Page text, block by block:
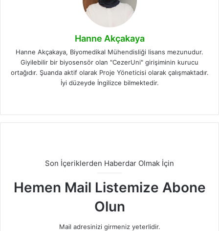
Hanne Akçakaya
Hanne Akçakaya, Biyomedikal Mühendisliği lisans mezunudur.
Giyilebilir bir biyosensör olan "CezerUni" girişiminin kurucu
ortağıdır. Şuanda aktif olarak Proje Yöneticisi olarak çalışmaktadır.
İyi düzeyde İngilizce bilmektedir.
Son İçeriklerden Haberdar Olmak İçin
Hemen Mail Listemize Abone
Olun
Mail adresinizi girmeniz yeterlidir.